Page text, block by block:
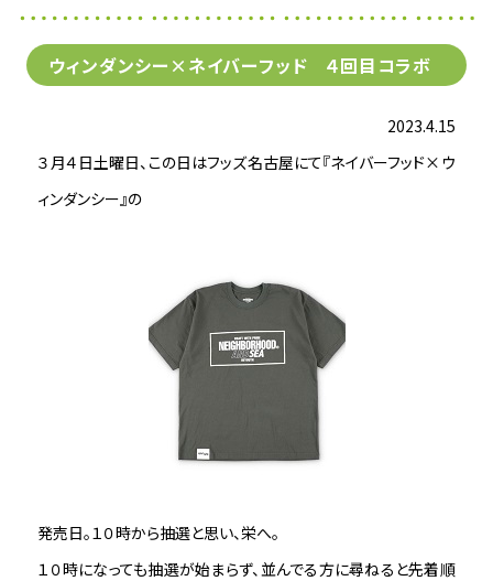
ウィンダンシー×ネイバーフッド ４回目コラボ
2023.4.15
３月４日土曜日、この日はフッズ名古屋にて『ネイバーフッド×ウ
ィンダンシー』の
発売日。１０時から抽選と思い、栄へ。
１０時になっても抽選が始まらず、並んでる方に尋ねると先着順